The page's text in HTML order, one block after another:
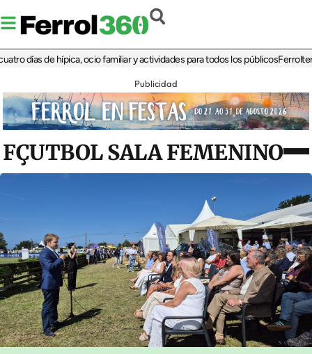
de hípica, ocio familiar y actividades para todos los públicosFerrolterra
Publicidad
FÇUTBOL SALA FEMENINO